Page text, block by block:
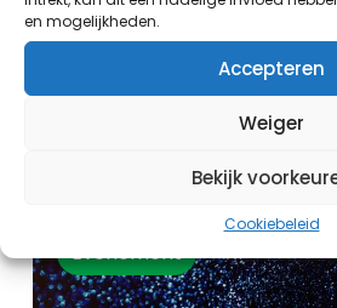
en mogelijkheden.
Accepteren
Weiger
Bekijk
Cookiebeleid
Zijlnieuws TV
19:00 uur - 20:00 uur
Evenement